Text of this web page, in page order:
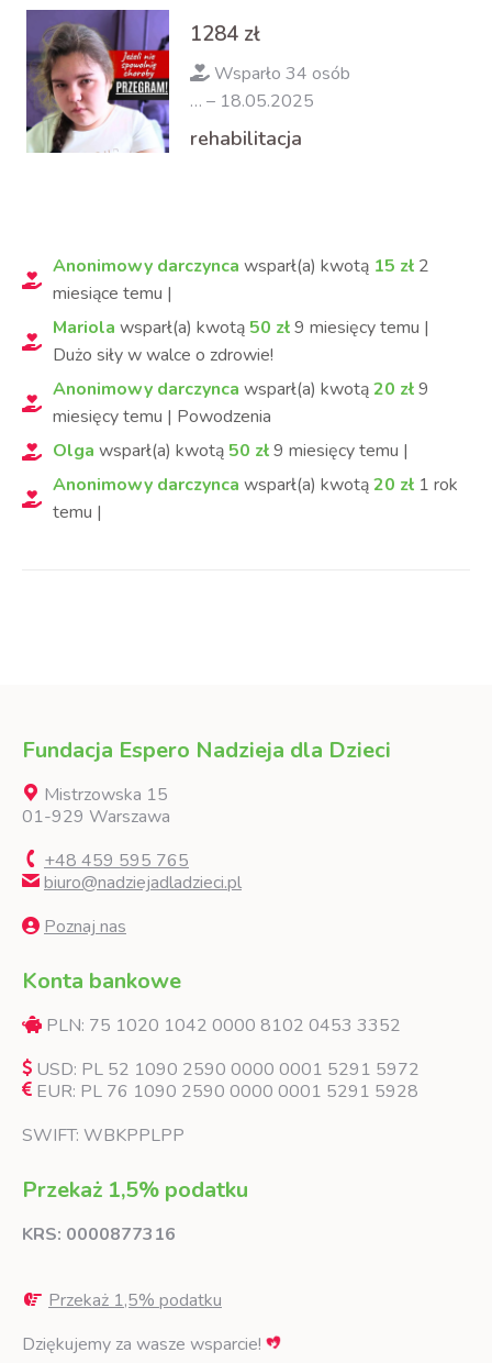
1284 zł
Wsparło 34 osób
… – 18.05.2025
rehabilitacja
Anonimowy darczynca wsparł(a) kwotą 15 zł 2
miesiące temu |
Mariola wsparł(a) kwotą 50 zł 9 miesięcytemu |
Dużo siły w walce o zdrowie!
Anonimowy darczynca wsparł(a) kwotą20 zł 9
miesięcytemu | Powodzenia
Olga wsparł(a) kwotą 50 zł 9 miesięcytemu |
Anonimowy darczynca wsparł(a) kwotą20 zł 1 rok
temu |
Fundacja Espero Nadzieja dla Dzieci
Mistrzowska 15
01-929 Warszawa
+48 459 595 765
biuro@nadziejadladzieci.pl
Poznaj nas
Konta bankowe
PLN: 75 1020 1042 0000 8102 0453 3352
USD: PL 52 1090 2590 0000 0001 5291 5972
EUR: PL 76 1090 2590 0000 0001 5291 5928
SWIFT: WBKPPLPP
Przekaż 1,5% podatku
KRS: 0000877316
Przekaż 1,5% podatku
Dziękujemy za wasze wsparcie!